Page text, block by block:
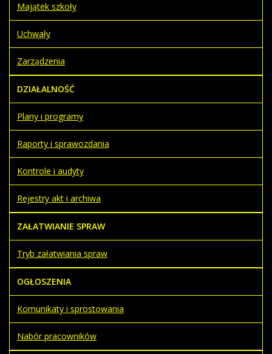
Majątek szkoły
Uchwały
Zarządzenia
DZIAŁALNOŚĆ
Plany i programy
Raporty i sprawozdania
Kontrole i audyty
Rejestry akt i archiwa
ZAŁATWIANIE SPRAW
Tryb załatwiania spraw
OGŁOSZENIA
Komunikaty i sprostowania
Nabór pracowników